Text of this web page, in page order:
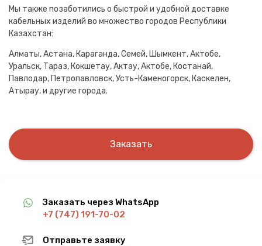
Мы также позаботились о быстрой и удобной доставке
кабельных изделий во множество городов Республики
Казахстан:
Алматы, Астана, Караганда, Семей, Шымкент, Актобе,
Уральск, Тараз, Кокшетау, Актау, Актобе, Костанай,
Павлодар, Петропавловск, Усть-Каменогорск, Каскелен,
Атырау, и другие города.
Заказать
Заказать через WhatsApp
+7 (747) 191-70-02
Отправьте заявку